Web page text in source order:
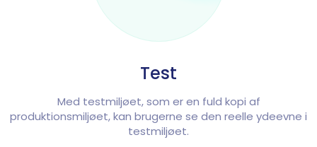
Test
Med testmiljøet, som er en fuld kopi af
produktionsmiljøet, kan brugerne se den reelle ydeevne i
testmiljøet.